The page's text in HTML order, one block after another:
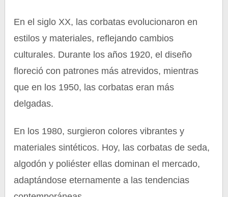
En el siglo XX, las corbatas evolucionaron en
estilos y materiales, reflejando cambios
culturales. Durante los años 1920, el diseño
floreció con patrones más atrevidos, mientras
que en los 1950, las corbatas eran más
delgadas.
En los 1980, surgieron colores vibrantes y
materiales sintéticos. Hoy, las corbatas de seda,
algodón y poliéster ellas dominan el mercado,
adaptándose eternamente a las tendencias